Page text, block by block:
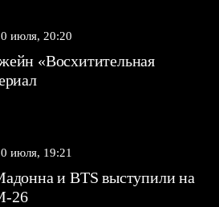
июля, 20:20
«Восхитительная
июля, 19:21
и BTS выступили на
26